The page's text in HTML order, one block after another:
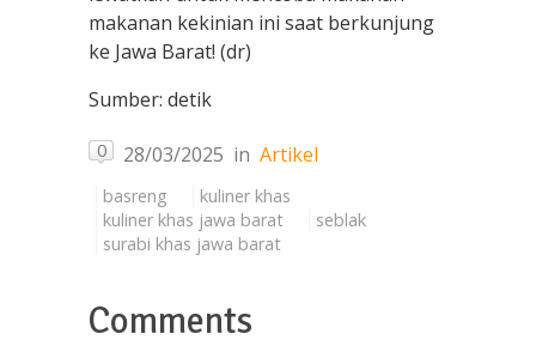
makanan kekinian ini saat berkunjung
ke Jawa Barat! (dr)
Sumber: detik
0 28/03/2025 in Artikel
basreng
kuliner khas
kuliner khas jawa barat
seblak
surabi khas jawa barat
Comments